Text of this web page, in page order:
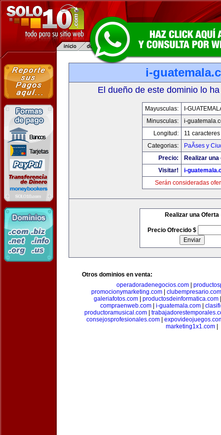
i-
El dueño de este dominio lo
Mayusculas:
I-
Minusculas:
i-
Longitud:
11 caracteres
Categorias:
PaÃ­ses y
Precio:
Realizar
Visitar!
i-
Serán consideradas
Realizar una Oferta
Precio Ofrecido $
Otros dominios en venta:
operadoradenegocios.com|
promocionymarketing.com| clubempresario.com
galeriafotos.com
productosdeinformatica.com
compraenweb.com| i-guatemala.com|
productoramusical.com
consejosprofesionales.com|
marketing1x1.com